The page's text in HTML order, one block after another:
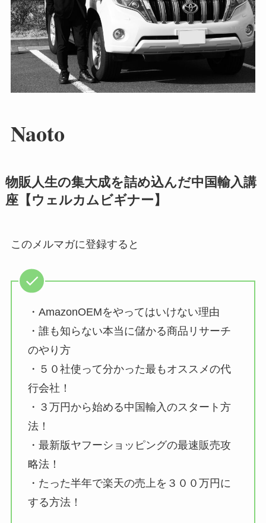
Naoto
物販人生の集大成を詰め込んだ中国輸入講
座【ウェルカムビギナー】
このメルマガに登録すると
・AmazonOEMをやってはいけない理由
・誰も知らない本当に儲かる商品リサーチ
のやり方
・５０社使って分かった最もオススメの代
行会社！
・３万円から始める中国輸入のスタート方
法！
・最新版ヤフーショッピングの最速販売攻
略法！
・たった半年で楽天の売上を３００万円に
する方法！